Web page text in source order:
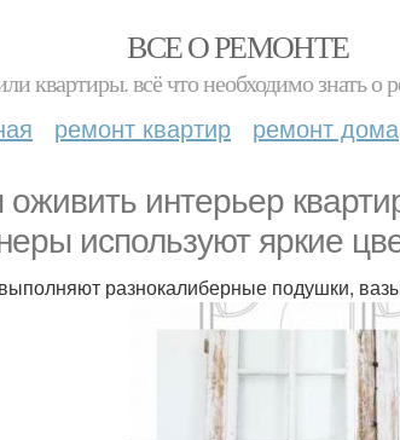
ВСЕ О РЕМОНТЕ
квартиры. всё что необходимо знать
ремонт квартир ремонт дома
интерьер
используют яркие
разнокалиберные подушки,